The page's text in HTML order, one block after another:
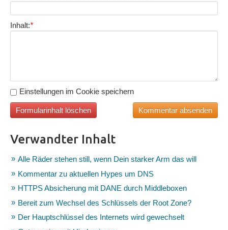
Inhalt:*
Einstellungen im Cookie speichern
Verwandter Inhalt
Alle Räder stehen still, wenn Dein starker Arm das will
Kommentar zu aktuellen Hypes um DNS
HTTPS Absicherung mit DANE durch Middleboxen
Bereit zum Wechsel des Schlüssels der Root Zone?
Der Hauptschlüssel des Internets wird gewechselt